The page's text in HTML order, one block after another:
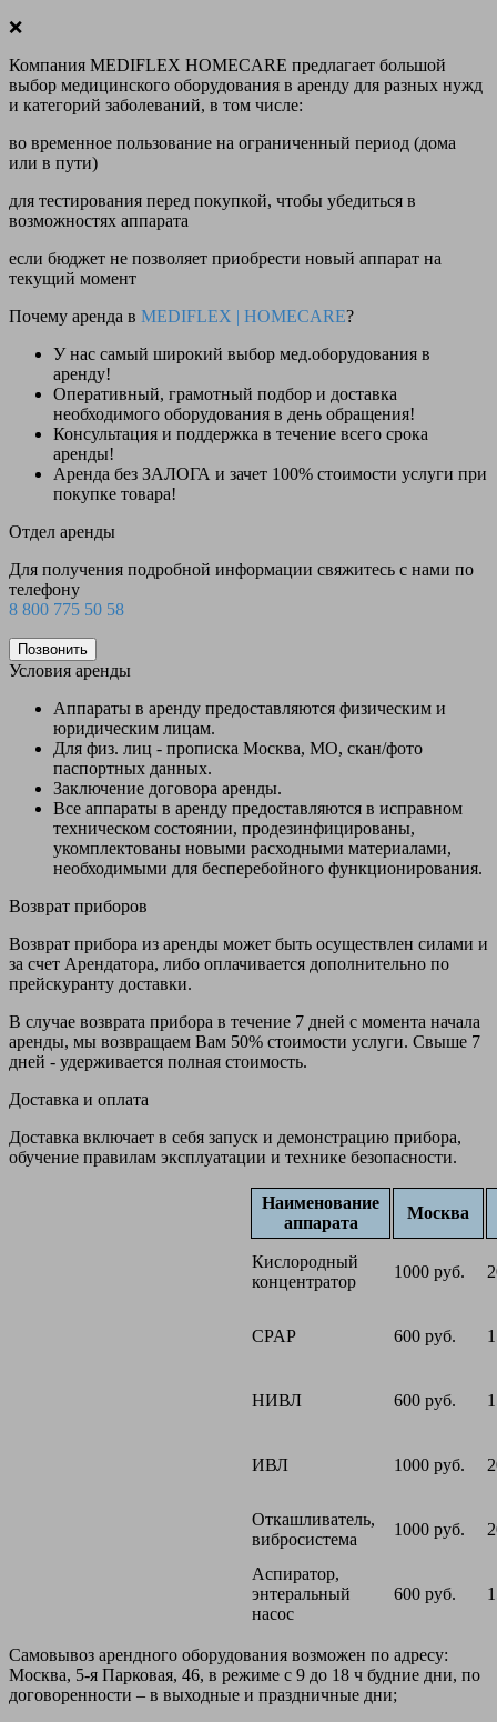
❌
Компания MEDIFLEX HOMECARE предлагает большой
выбор медицинского оборудования в аренду для разных нужд
и категорий заболеваний, в том числе:
во временное пользование на ограниченный период (дома
или в пути)
для тестирования перед покупкой, чтобы убедиться в
возможностях аппарата
если бюджет не позволяет приобрести новый аппарат на
текущий момент
Почему аренда в MEDIFLEX | HOMECARE?
У нас самый широкий выбор мед.оборудования в
аренду!
Оперативный, грамотный подбор и доставка
необходимого оборудования в день обращения!
Консультация и поддержка в течение всего срока
аренды!
Аренда без ЗАЛОГА и зачет 100% стоимости услуги при
покупке товара!
Отдел аренды
Для получения подробной информации свяжитесь с нами по
телефону
8 800 775 50 58
Позвонить
Условия аренды
Аппараты в аренду предоставляются физическим и
юридическим лицам.
Для физ. лиц - прописка Москва, МО, скан/фото
паспортных данных.
Заключение договора аренды.
Все аппараты в аренду предоставляются в исправном
техническом состоянии, продезинфицированы,
укомплектованы новыми расходными материалами,
необходимыми для бесперебойного функционирования.
Возврат приборов
Возврат прибора из аренды может быть осуществлен силами и
за счет Арендатора, либо оплачивается дополнительно по
прейскуранту доставки.
В случае возврата прибора в течение 7 дней с момента начала
аренды, мы возвращаем Вам 50% стоимости услуги. Свыше 7
дней - удерживается полная стоимость.
Доставка и оплата
Доставка включает в себя запуск и демонстрацию прибора,
обучение правилам эксплуатации и технике безопасности.
Наименование
аппарата
Москва
Кислородный
концентратор
1000 руб.
CPAP 600 руб.
НИВЛ 600 руб.
ИВЛ 1000 руб.
Откашливатель,
вибросистема
1000 руб.
Аспиратор,
энтеральный
насос
600 руб.
Самовывоз арендного оборудования возможен по адресу:
Москва, 5-я Парковая, 46, в режиме с 9 до 18 ч будние дни, по
договоренности – в выходные и праздничные дни;